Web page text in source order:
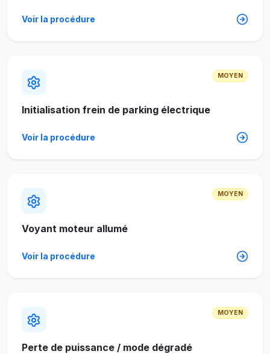
Voir la procédure
MOYEN
Initialisation frein de parking électrique
Voir la procédure
MOYEN
Voyant moteur allumé
Voir la procédure
MOYEN
Perte de puissance / mode dégradé